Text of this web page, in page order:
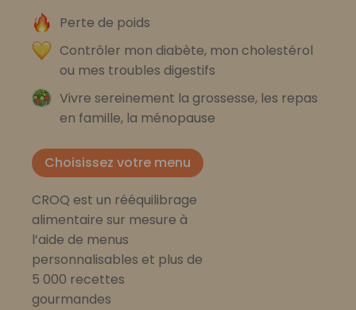
Perte de poids
Contrôler mon diabète, mon cholestérol
ou mes troubles digestifs
Vivre sereinement la grossesse, les repas
en famille, la ménopause
Choisissez votre menu
CROQ est un rééquilibrage
alimentaire sur mesure à
l’aide de menus
personnalisables et plus de
5 000 recettes
gourmandes